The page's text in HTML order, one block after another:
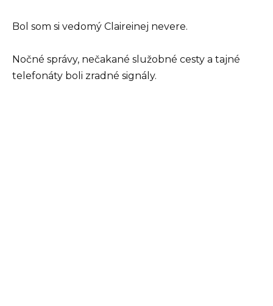
Bol som si vedomý Claireinej nevere.
Nočné správy, nečakané služobné cesty a tajné
telefonáty boli zradné signály.